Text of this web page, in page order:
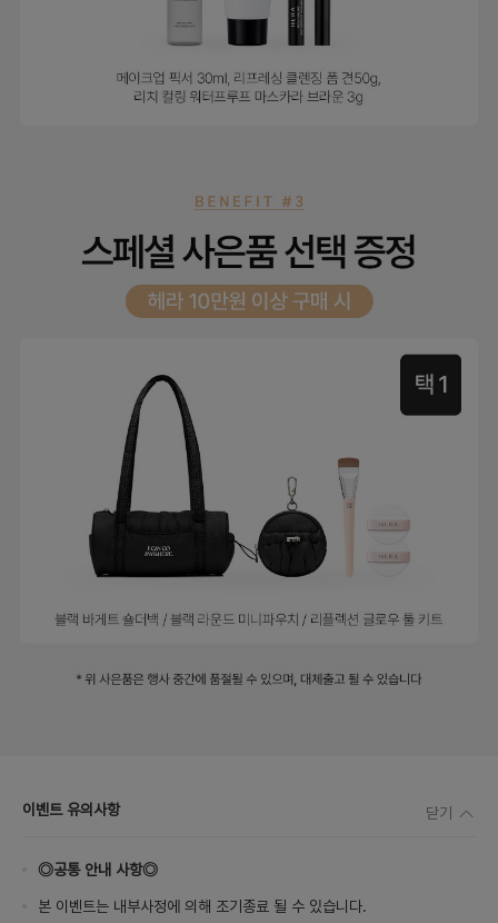
이벤트 유의사항 닫기
◎공통 안내 사항◎
본 이벤트는 내부사정에 의해 조기종료 될 수 있습니다.